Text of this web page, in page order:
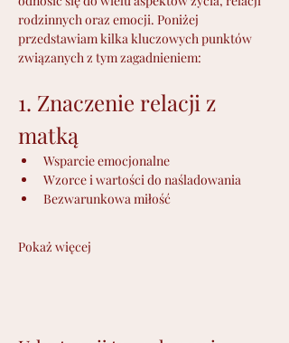
rodzinnych oraz emocji. Poniżej
przedstawiam kilka kluczowych punktów
związanych z tym zagadnieniem:
1. Znaczenie relacji z
matką
Wsparcie emocjonalne
Wzorce i wartości do naśladowania
Bezwarunkowa miłość
Pokaż więcej